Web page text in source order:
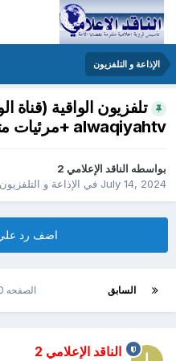
الإذاعة و التلفزيون
تلفزيون الواقية (قناة
alwaqiyahtv +مرئيات متنوعة - متجدد
بواسطهالناقد الإعلامي 2
July 14, 2024في الإذاعة و التلفزيون
اضف رد علي
السابق الصفحه 110 من 148
الناقد الإعلامي 2